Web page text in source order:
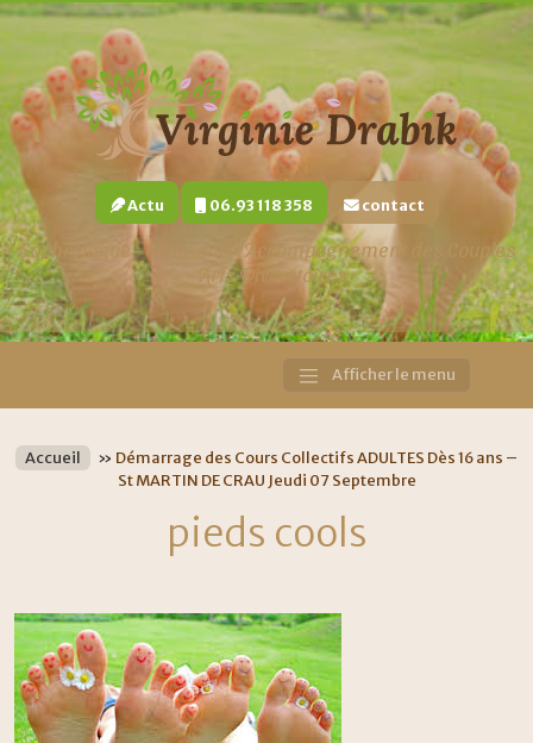
Actu 06.93 118 358 contact
Sophrologue - Chamane - Accompagnement des Couples
- Arts Divinatoires
Navigation
Afficher le menu
Accueil » Démarrage des Cours Collectifs ADULTES Dès 16 ans –
St MARTIN DE CRAU Jeudi 07 Septembre
pieds cools